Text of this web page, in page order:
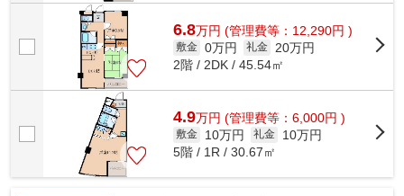
6.8万円 (管理費等：12,290円 )
敷金 0万円 礼金
20万円
2階 / 2DK / 45.54㎡
4.9万円 (管理費等：6,000円 )
敷金 10万円 礼金
10万円
5階 / 1R / 30.67㎡